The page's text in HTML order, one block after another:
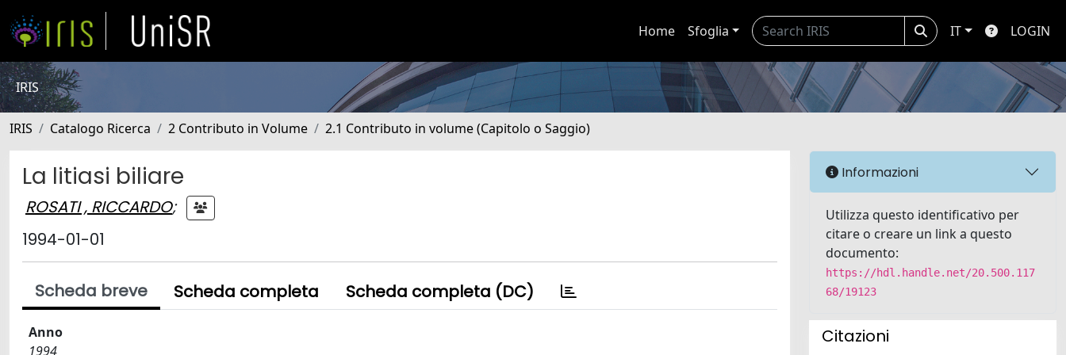
Home Sfoglia IT LOGIN
IRIS
IRIS Catalogo Ricerca 2 Contributo in Volume 2.1 Contributo in volume (Capitolo o Saggio)
La litiasi biliare
ROSATI , RICCARDO;
1994-01-01
Scheda breve Scheda completa Scheda completa (DC)
Anno
1994
Informazioni
Utilizza questo identificativo per
citare o creare un link a questo
documento:
https://hdl.handle.net/20.500.117
68/19123
Citazioni